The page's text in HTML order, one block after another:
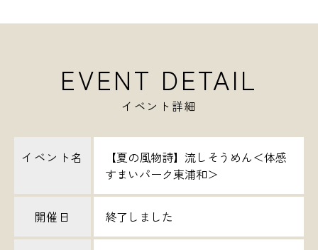
EVENT DETAIL
イベント詳細
イベント名
【夏の風物詩】流しそうめん＜体感
すまいパーク東浦和＞
開催日 終了しました